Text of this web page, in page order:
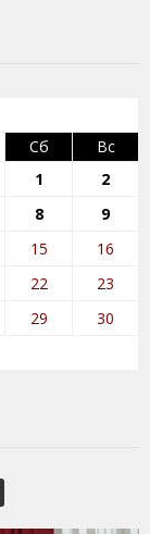
Сб
Вс
1
2
8
9
15
16
22
23
29
30